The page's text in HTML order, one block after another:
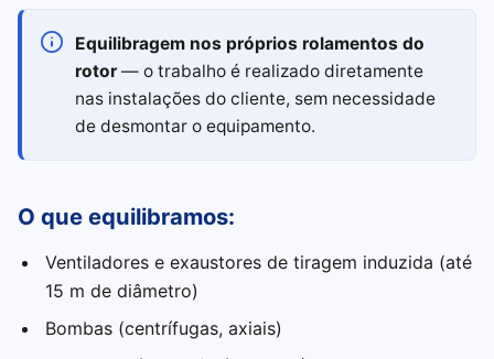
Equilibragem nos próprios rolamentos do
rotor — o trabalho é realizado diretamente
nas instalações do cliente, sem necessidade
de desmontar o equipamento.
O que equilibramos:
Ventiladores e exaustores de tiragem induzida (até
15 m de diâmetro)
Bombas (centrífugas, axiais)